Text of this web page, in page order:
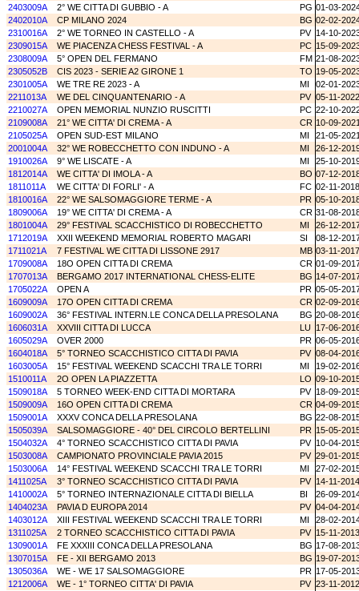
2403009A
2° WE CITTA DI GUBBIO - A PG 01-03-
2402010A
CP MILANO 2024 BG 02-02-
2310016A
2° WE TORNEO IN CASTELLO - A PV 14-10-
2309015A
WE PIACENZA CHESS FESTIVAL - A PC 15-09-
2308009A
5° OPEN DEL FERMANO FM 21-08-
2305052B
CIS 2023 - SERIE A2 GIRONE 1 TO 19-05-
2301005A
WE TRE RE 2023 - A MI
02-01-
2211013A
WE DEL CINQUANTENARIO - A PV 05-11-2022
2210027A
OPEN MEMORIAL NUNZIO RUSCITTI PC 22-10-
2109008A
21° WE CITTA' DI CREMA - A CR 10-09-
2105025A
OPEN SUD-EST MILANO MI
21-05-
2001004A
32° WE ROBECCHETTO CON INDUNO - A MI
26-12-
1910026A
9° WE LISCATE - A MI
25-10-
1812014A
WE CITTA' DI IMOLA - A BO 07-12-
1811011A
WE CITTA' DI FORLI' - A FC 02-11-2018
1810016A
22° WE SALSOMAGGIORE TERME - A PR 05-10-
1809006A
19° WE CITTA' DI CREMA - A CR 31-08-
1801004A
29° FESTIVAL SCACCHISTICO DI ROBECCHETTO MI
26-12-
1712019A
XXII WEEKEND MEMORIAL ROBERTO MAGARI SI
08-12-
1711021A
7 FESTIVAL WE CITTA DI LISSONE 2917 MB 03-11-2017
1709008A
18O OPEN CITTA DI CREMA CR 01-09-
1707013A
BERGAMO 2017 INTERNATIONAL CHESS-ELITE BG 14-07-
1705022A
OPEN A PR 05-05-
1609009A
17O OPEN CITTA DI CREMA CR 02-09-
1609002A
36° FESTIVAL INTERN.LE CONCA DELLA PRESOLANA BG 20-08-
1606031A
XXVIII CITTA DI LUCCA LU 17-06-
1605029A
OVER 2000 PR 06-05-
1604018A
5° TORNEO SCACCHISTICO CITTA DI PAVIA PV 08-04-
1603005A
15° FESTIVAL WEEKEND SCACCHI TRA LE TORRI MI
19-02-
1510011A
2O OPEN LA PIAZZETTA LO 09-10-
1509018A
5 TORNEO WEEK-END CITTA DI MORTARA PV 18-09-
1509009A
16O OPEN CITTA DI CREMA CR 04-09-
1509001A
XXXV CONCA DELLA PRESOLANA BG 22-08-
1505039A
SALSOMAGGIORE - 40° DEL CIRCOLO BERTELLINI PR 15-05-
1504032A
4° TORNEO SCACCHISTICO CITTA DI PAVIA PV 10-04-
1503008A
CAMPIONATO PROVINCIALE PAVIA 2015 PV 29-01-
1503006A
14° FESTIVAL WEEKEND SCACCHI TRA LE TORRI MI
27-02-
1411025A
3° TORNEO SCACCHISTICO CITTA DI PAVIA PV 14-11-2014
1410002A
5° TORNEO INTERNAZIONALE CITTA DI BIELLA BI
26-09-
1404023A
PAVIA D EUROPA 2014 PV 04-04-
1403012A
XIII FESTIVAL WEEKEND SCACCHI TRA LE TORRI MI
28-02-
1311025A
2 TORNEO SCACCHISTICO CITTA DI PAVIA PV 15-11-2013
1309001A
FE XXXIII CONCA DELLA PRESOLANA BG 17-08-
1307015A
FE - XII BERGAMO 2013 BG 19-07-
1305036A
WE - WE 17 SALSOMAGGIORE PR 17-05-
1212006A
WE - 1° TORNEO CITTA' DI PAVIA PV 23-11-2012